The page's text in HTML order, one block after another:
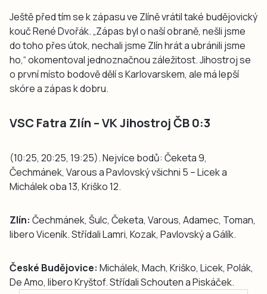
Ještě před tím se k zápasu ve Zlíně vrátil také budějovický
kouč René Dvořák. „Zápas byl o naší obraně, nešli jsme
do toho přes útok, nechali jsme Zlín hrát a ubránili jsme
ho,“ okomentoval jednoznačnou záležitost. Jihostroj se
o první místo bodově dělí s Karlovarskem, ale má lepší
skóre a zápas k dobru.
VSC Fatra Zlín – VK Jihostroj ČB 0:3
(10:25, 20:25, 19:25). Nejvíce bodů: Čeketa 9,
Čechmánek, Varous a Pavlovský všichni 5 – Licek a
Michálek oba 13, Kriško 12.
Zlín: Čechmánek, Šulc, Čeketa, Varous, Adamec, Toman,
libero Viceník. Střídali Lamri, Kozak, Pavlovský a Gálík.
České Budějovice: Michálek, Mach, Kriško, Licek, Polák,
De Amo, libero Kryštof. Střídali Schouten a Piskáček.